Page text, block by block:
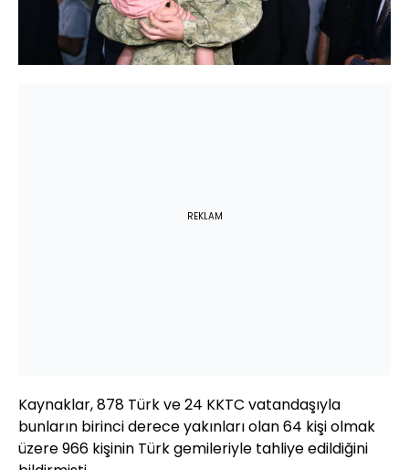
REKLAM
Kaynaklar, 878 Türk ve 24 KKTC vatandaşıyla
bunların birinci derece yakınları olan 64 kişi olmak
üzere 966 kişinin Türk gemileriyle tahliye edildiğini